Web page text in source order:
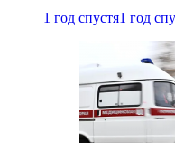
1 год спустя1 год